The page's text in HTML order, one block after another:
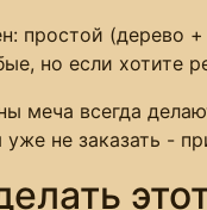
простой (дерево
но если хотите
меча всегда
не заказать -